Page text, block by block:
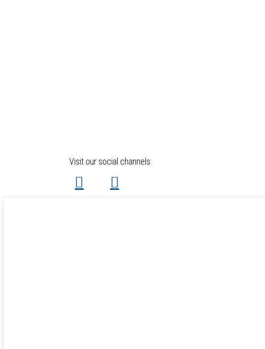
Visit our social channels: